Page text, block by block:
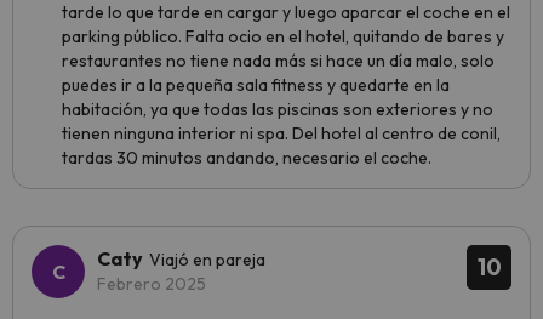
tarde lo que tarde en cargar y luego aparcar el coche en el
parking público. Falta ocio en el hotel, quitando de bares y
restaurantes no tiene nada más si hace un día malo, solo
puedes ir a la pequeña sala fitness y quedarte en la
habitación, ya que todas las piscinas son exteriores y no
tienen ninguna interior ni spa. Del hotel al centro de conil,
tardas 30 minutos andando, necesario el coche.
10
Caty Viajó en pareja
Febrero 2025